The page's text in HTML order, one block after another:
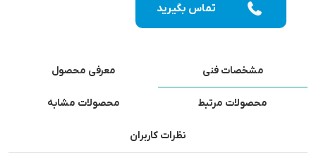
تماس بگیرید
مشخصات فنی معرفی محصول
محصولات مرتبط محصولات مشابه
نظرات کاربران